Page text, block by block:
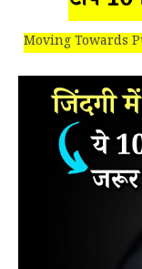
Moving Towards